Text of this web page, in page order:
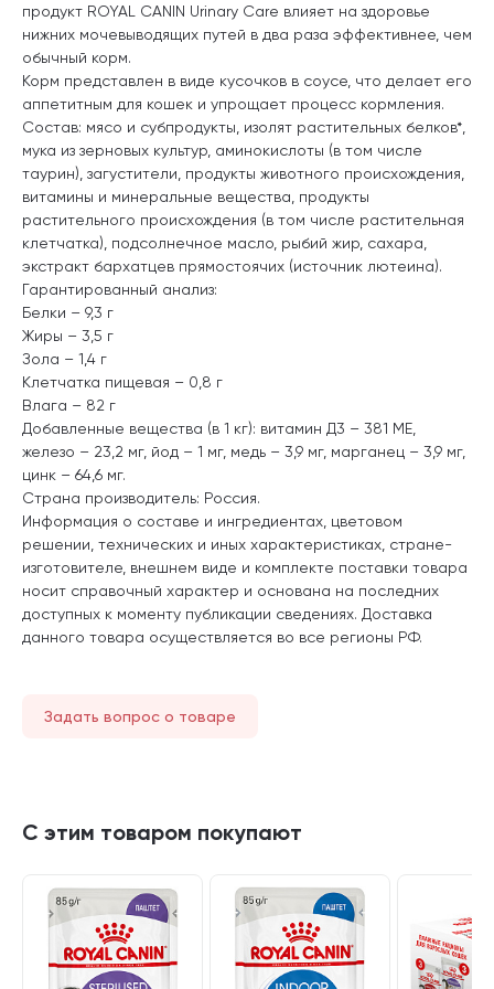
продукт ROYAL CANIN Urinary Care влияет на здоровье
нижних мочевыводящих путей в два раза эффективнее, чем
обычный корм.
Корм представлен в виде кусочков в соусе, что делает его
аппетитным для кошек и упрощает процесс кормления.
Состав: мясо и субпродукты, изолят растительных белков*,
мука из зерновых культур, аминокислоты (в том числе
таурин), загустители, продукты животного происхождения,
витамины и минеральные вещества, продукты
растительного происхождения (в том числе растительная
клетчатка), подсолнечное масло, рыбий жир, сахара,
экстракт бархатцев прямостоячих (источник лютеина).
Гарантированный анализ:
Белки – 9,3 г
Жиры – 3,5 г
Зола – 1,4 г
Клетчатка пищевая – 0,8 г
Влага – 82 г
Добавленные вещества (в 1 кг): витамин Д3 – 381 МЕ,
железо – 23,2 мг, йод – 1 мг, медь – 3,9 мг, марганец – 3,9 мг,
цинк – 64,6 мг.
Страна производитель: Россия.
Информация о составе и ингредиентах, цветовом
решении, технических и иных характеристиках, стране-
изготовителе, внешнем виде и комплекте поставки товара
носит справочный характер и основана на последних
доступных к моменту публикации сведениях. Доставка
данного товара осуществляется во все регионы РФ.
Задать вопрос о товаре
С этим товаром покупают